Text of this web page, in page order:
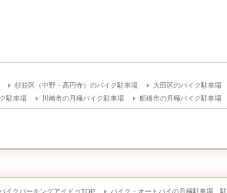
杉並区（中野・高円寺）のバイク駐車場 大田区のバイク駐車場
駐車場 川崎市の月極バイク駐車場 船橋市の月極バイク駐車場
イクパーキングアイドゥTOP バイク・オートバイの月極駐車場、